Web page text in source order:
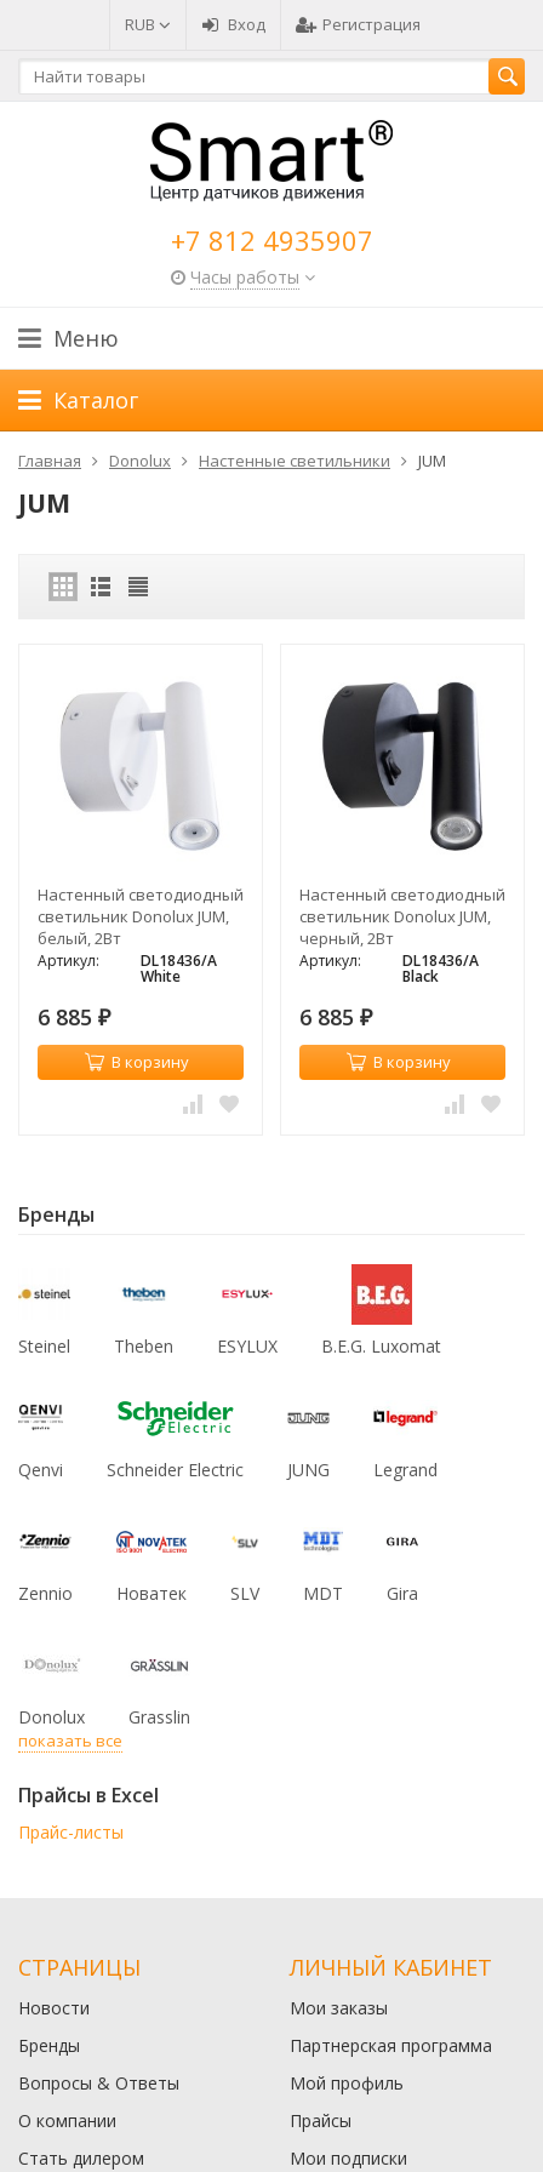
RUB Вход Регистрация
+7 812 4935907
Часы работы
Меню
Каталог
Главная Donolux Настенные светильники JUM
JUM
Настенный светодиодный
светильник Donolux JUM,
белый, 2Вт
Артикул: DL18436/A
White
6 885 ₽
В корзину
Настенный светодиодный
светильник Donolux JUM,
черный, 2Вт
Артикул: DL18436/A
Black
6 885 ₽
В корзину
Бренды
Steinel Theben ESYLUX B.E.G. Luxomat
Qenvi Schneider Electric JUNG Legrand
Zennio Новатек SLV MDT Gira
Donolux Grasslin
показать все
Прайсы в Excel
Прайс-листы
СТРАНИЦЫ
Новости
Бренды
Вопросы & Ответы
О компании
Стать дилером
ЛИЧНЫЙ КАБИНЕТ
Мои заказы
Партнерская программа
Мой профиль
Прайсы
Мои подписки